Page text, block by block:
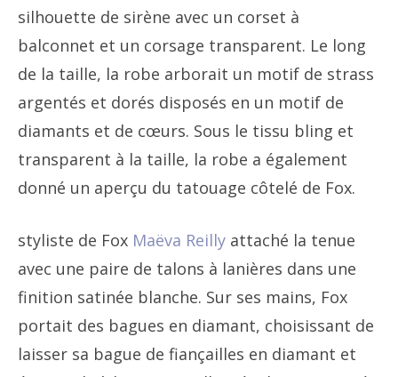
silhouette de sirène avec un corset à
balconnet et un corsage transparent. Le long
de la taille, la robe arborait un motif de strass
argentés et dorés disposés en un motif de
diamants et de cœurs. Sous le tissu bling et
transparent à la taille, la robe a également
donné un aperçu du tatouage côtelé de Fox.
styliste de Fox Maëva Reilly attaché la tenue
avec une paire de talons à lanières dans une
finition satinée blanche. Sur ses mains, Fox
portait des bagues en diamant, choisissant de
laisser sa bague de fiançailles en diamant et